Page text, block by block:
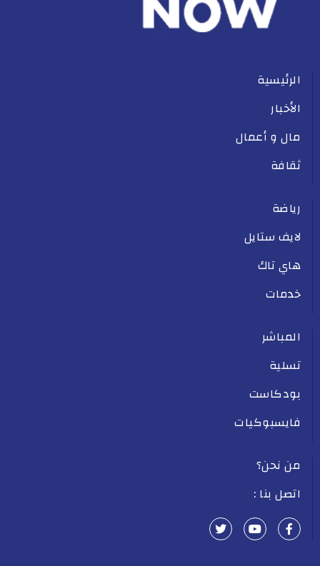
الرئيسية
الأخبار
مال و أعمال
ثقافة
رياضة
لايف ستايل
هاي تاك
خدمات
المباشر
تسلية
بودكاست
فايسبوكيات
من نحن؟
اتصل بنا :